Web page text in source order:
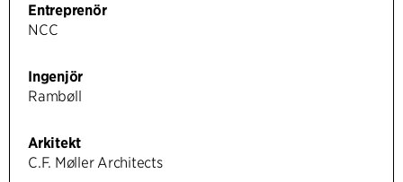
Entreprenör
NCC
Ingenjör
Rambøll
Arkitekt
C.F. Møller Architects